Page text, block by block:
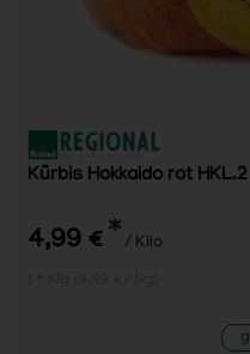
Kürbis Hokkaido rot HKL.2
4,99 € * / Kilo
g